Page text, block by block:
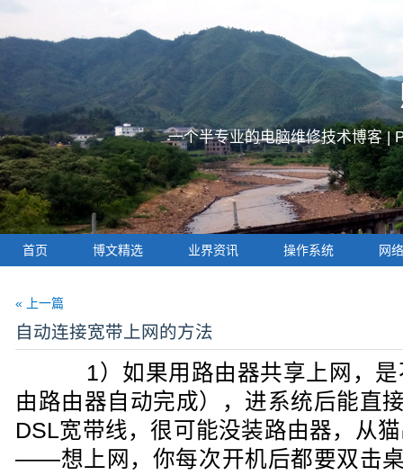
一个半专业的电脑维修技术博客 |
首页 博文精选 业界资讯 操作系统 网
« 上一篇
自动连接宽带上网的方法
1）如果用路由器共享上网，是
由路由器自动完成），进系统后能直
DSL宽带线，很可能没装路由器，从
——想上网，你每次开机后都要双击